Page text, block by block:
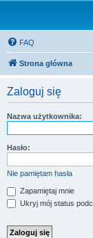
FAQ
Strona główna
Zaloguj się
Nazwa użytkownika:
Hasło:
Nie pamiętam hasła
Zapamiętaj mnie
Ukryj mój status